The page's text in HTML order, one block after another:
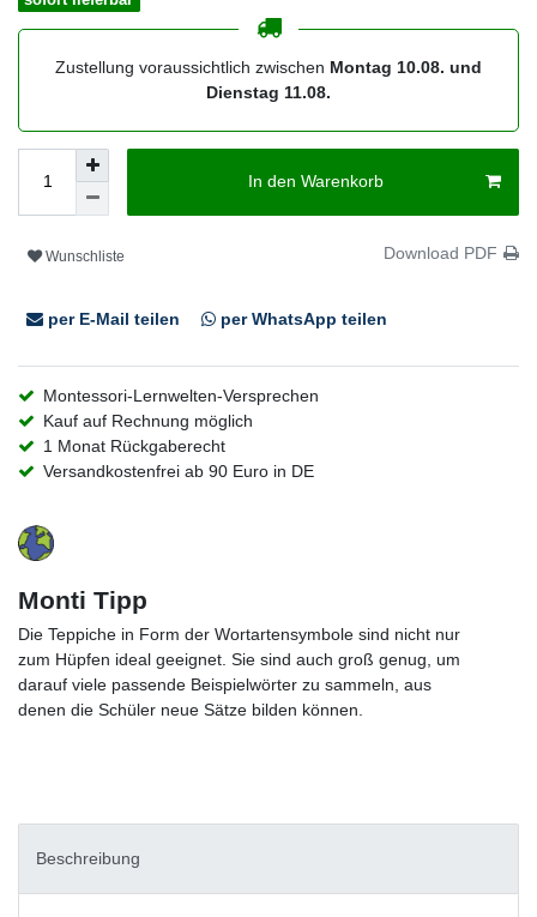
Zustellung voraussichtlich zwischen Montag 10.08. und
Dienstag 11.08.
In den Warenkorb
Wunschliste Download PDF
per E-Mail teilen per WhatsApp teilen
Montessori-Lernwelten-Versprechen
Kauf auf Rechnung möglich
1 Monat Rückgaberecht
Versandkostenfrei ab 90 Euro in DE
Monti Tipp
Die Teppiche in Form der Wortartensymbole sind nicht nur
zum Hüpfen ideal geeignet. Sie sind auch groß genug, um
darauf viele passende Beispielwörter zu sammeln, aus
denen die Schüler neue Sätze bilden können.
Beschreibung